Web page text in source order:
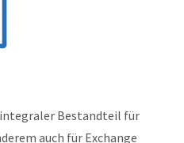
integraler Bestandteil für
auch für Exchange